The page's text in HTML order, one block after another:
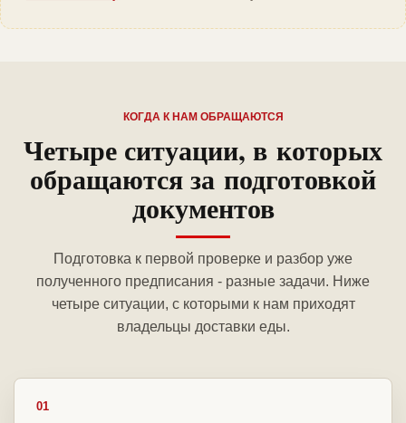
КОГДА К НАМ ОБРАЩАЮТСЯ
Четыре ситуации, в которых
обращаются за подготовкой
документов
Подготовка к первой проверке и разбор уже
полученного предписания - разные задачи. Ниже
четыре ситуации, с которыми к нам приходят
владельцы доставки еды.
01